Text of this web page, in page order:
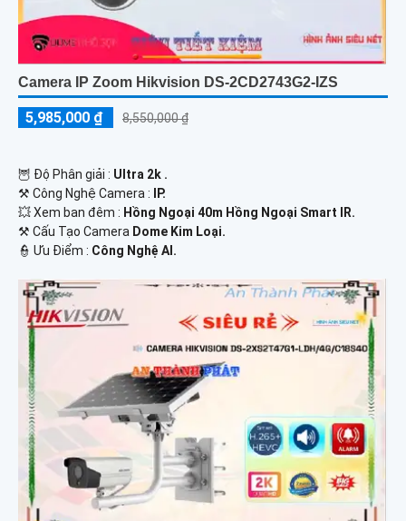
Camera IP Zoom Hikvision DS-2CD2743G2-IZS
5,985,000 ₫ 8,550,000 ₫
🦉 Độ Phân giải : Ultra 2k .
⚒ Công Nghệ Camera :
IP.
💥 Xem ban đêm : Hồng Ngoại 40m Hồng Ngoại Smart IR.
⚒ Cấu Tạo Camera Dome Kim Loại.
️👮 Ưu Điểm : Công Nghệ AI.